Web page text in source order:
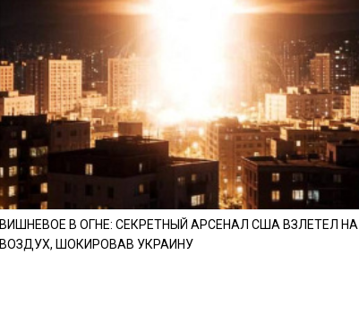
ВИШНЕВОЕ В ОГНЕ: СЕКРЕТНЫЙ АРСЕНАЛ США ВЗЛЕТЕЛ НА
ВОЗДУХ, ШОКИРОВАВ УКРАИНУ